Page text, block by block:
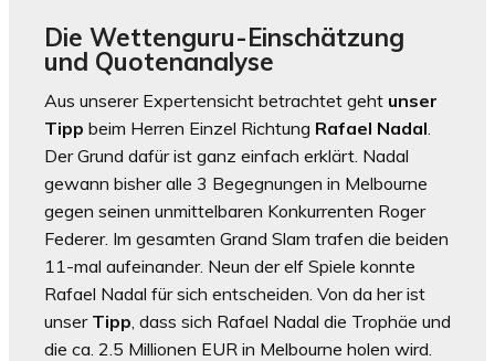
Die Wettenguru-Einschätzung
und Quotenanalyse
Aus unserer Expertensicht betrachtet geht unser
Tipp beim Herren Einzel Richtung Rafael Nadal
Der Grund dafür ist ganz einfach erklärt. Nadal
gewann bisher alle 3 Begegnungen in Melbourne
gegen seinen unmittelbaren Konkurrenten Roger
Federer. Im gesamten Grand Slam trafen die beiden
11-mal aufeinander. Neun der elf Spiele konnte
Rafael Nadal für sich entscheiden. Von da her ist
unser Tipp , dass sich Rafael Nadal die Trophäe und
die ca. 2.5 Millionen EUR in Melbourne holen wird.